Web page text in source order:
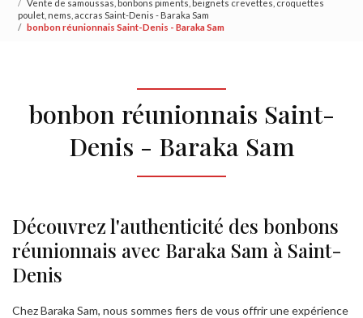
Vente de samoussas, bonbons piments, beignets crevettes, croquettes
poulet, nems, accras Saint-Denis - Baraka Sam
bonbon réunionnais Saint-Denis - Baraka Sam
bonbon réunionnais Saint-
Denis - Baraka Sam
Découvrez l'authenticité des bonbons
réunionnais avec Baraka Sam à Saint-
Denis
Chez Baraka Sam, nous sommes fiers de vous offrir une expérience